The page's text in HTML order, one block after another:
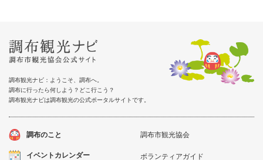
調布観光ナビ：ようこそ、調布へ。
調布に行ったら何しよう？どこ行こう？
調布観光ナビは調布観光の公式ポータルサイトです。
調布のこと
イベントカレンダー
調布市観光協会
ボランティアガイド